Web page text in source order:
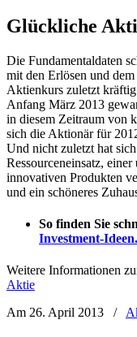
Glückliche
Die Fundamentaldaten
mit den Erlösen und
Aktienkurs zuletzt
Anfang März 2013
in diesem Zeitraum von
sich die Aktionär für
Und nicht zuletzt hat
Ressourceneinsatz, einer
innovativen Produkten
und ein schöneres
So finden Sie
Investment-
Weitere Informationen
Aktie
Am 26. April 2013
/